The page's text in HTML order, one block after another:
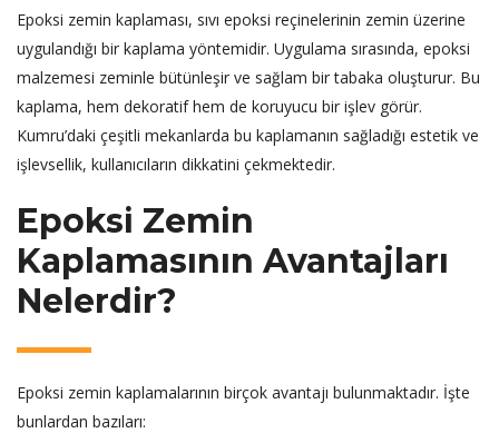
Epoksi zemin kaplaması, sıvı epoksi reçinelerinin zemin üzerine
uygulandığı bir kaplama yöntemidir. Uygulama sırasında, epoksi
malzemesi zeminle bütünleşir ve sağlam bir tabaka oluşturur. Bu
kaplama, hem dekoratif hem de koruyucu bir işlev görür.
Kumru’daki çeşitli mekanlarda bu kaplamanın sağladığı estetik ve
işlevsellik, kullanıcıların dikkatini çekmektedir.
Epoksi Zemin
Kaplamasının Avantajları
Nelerdir?
Epoksi zemin kaplamalarının birçok avantajı bulunmaktadır. İşte
bunlardan bazıları: